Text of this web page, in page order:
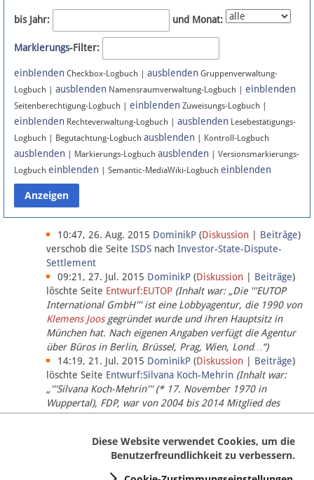
Newsletter
Bluesky
Facebook
Instagram
Anmelden
Datenschutz
Über Lobbypedia
Impressum
bis Jahr: und Monat:
Markierungs-Filter:
einblenden Checkbox-Logbuch | ausblenden Gruppenverwaltung-
Logbuch | ausblenden Namensraumverwaltung-Logbuch | einblenden
Seitenberechtigung-Logbuch | einblenden Zuweisungs-Logbuch |
einblenden Rechteverwaltung-Logbuch | ausblenden Lesebestätigungs-
Logbuch | Begutachtung-Logbuch ausblenden | Kontroll-Logbuch
ausblenden | Markierungs-Logbuch ausblenden | Versionsmarkierungs-
Logbuch einblenden | Semantic-MediaWiki-Logbuch einblenden
10:47, 26. Aug. 2015 DominikP (Diskussion Beiträge)
verschob die Seite ISDS nach Investor-State-Dispute-
Settlement
09:21, 27. Jul. 2015 DominikP (Diskussion Beiträge)
löschte Seite Entwurf:EUTOP (Inhalt war: „Die '''EUTOP
International GmbH''' ist eine Lobbyagentur, die 1990 von
Klemens Joosgegründet wurde und ihren Hauptsitz in
München hat. Nach eigenen Angaben verfügt die Agentur
über Büros in Berlin, Brüssel, Prag, Wien, Lond…“)
14:19, 21. Jul. 2015 DominikP (Diskussion Beiträge)
löschte Seite Entwurf:Silvana Koch-Mehrin (Inhalt war:
„'''Silvana Koch-Mehrin''' (* 17. November 1970 in
Wuppertal), FDP, war von 2004 bis 2014 Mitglied des
Europäischen Parlaments, seit November 2014 ist sie für
Diese Website verwendet Cookies, um die
Benutzerfreundlichkeit zu verbessern.